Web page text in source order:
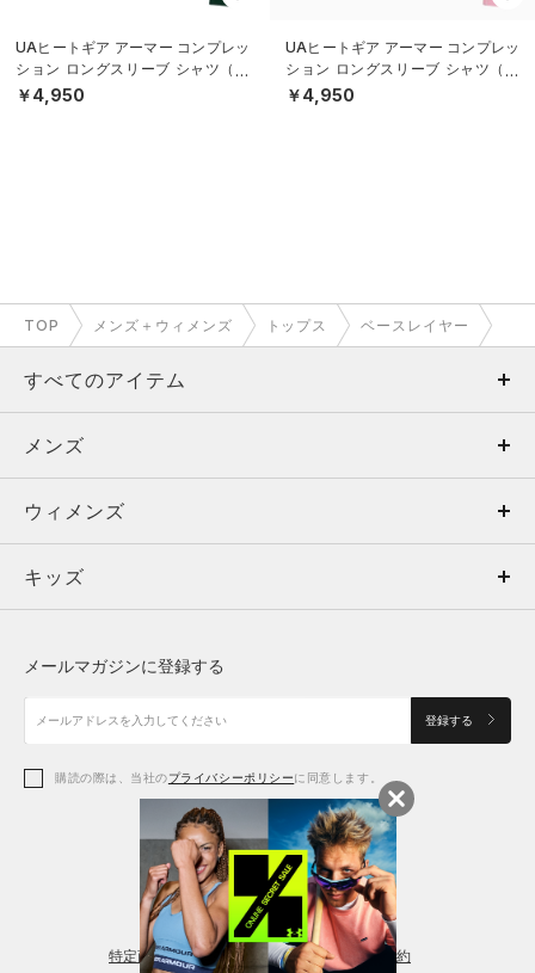
UAヒートギア アーマー コンプレッ
ション ロングスリーブ シャツ（ト
レーニング/MEN）
￥4,950
UAヒートギア アーマー コンプレッ
ション ロングスリーブ シャツ（ト
レーニング/MEN）
￥4,950
TOP メンズ＋ウィメンズ トップス ベースレイヤー
すべてのアイテム
メンズ
ウィメンズ
キッズ
アクセサリー
メンズ
トップス
ボトムス
アクセサリー
ウィメンズ
トップス
シューズ
アクセサリー
レギンス＆タイツ
キッズ
シューズ
メールマガジンに登録する
登録する
購読の際は、当社のプライバシーポリシーに同意します。
特定商取引法に基づく通販の表記 会員規約